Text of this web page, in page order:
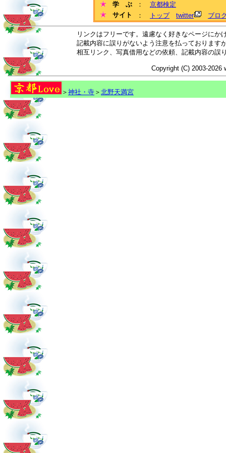
学 ぶ
： 京都検定
サイト
： トップ twitter ブロ
リンクはフリーです。遠慮なく好きなページに
記載内容に誤りがないよう注意を払っております
相互リンク、写真借用などの依頼、記載内容の誤
Copyright (C) 2003-2026
＞ 神社・寺 ＞ 北野天満宮